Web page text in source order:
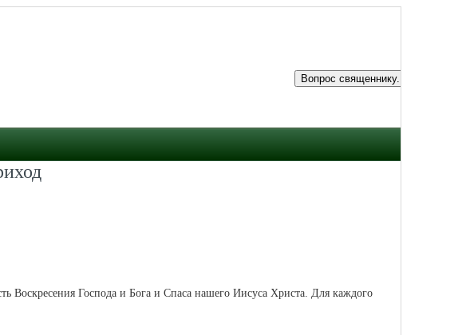
Воскресения Господа и Бога и Спаса нашего Иисуса Христа. Для каждого